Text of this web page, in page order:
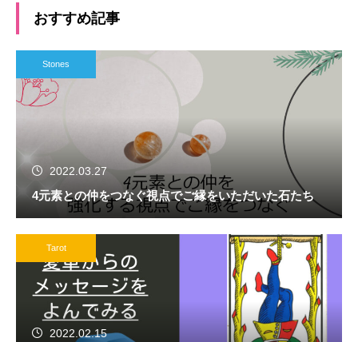
おすすめ記事
Stones
2022.03.27
4元素との仲をつなぐ視点でご縁をいただいた石たち
Tarot
2022.02.15